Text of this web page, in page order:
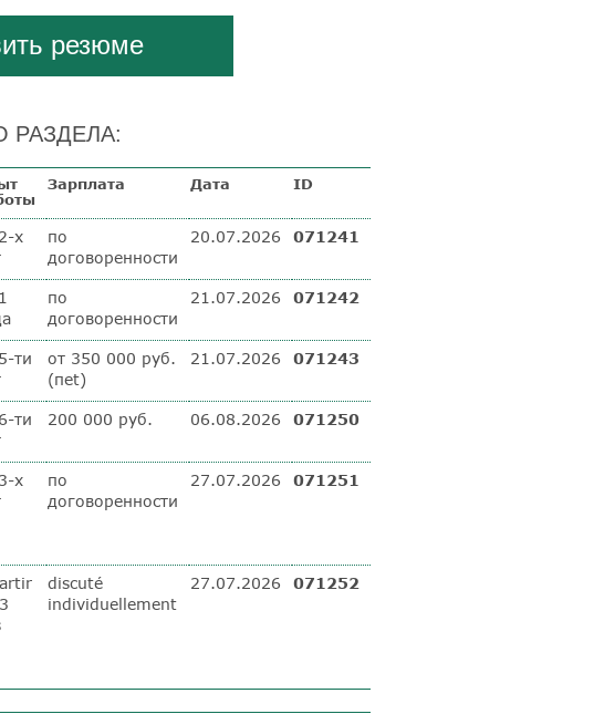
резюме
РАЗДЕЛА:
Зарплата Дата ID
х
по
договоренности
20.07.2026 071241
по
договоренности
21.07.2026 071242
ти
от 350 000 руб.
(пet)
21.07.2026 071243
ти
200 000 руб. 06.08.2026 071250
х
по
договоренности
27.07.2026 071251
discuté
individuellement
27.07.2026 071252